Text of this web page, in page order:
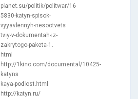
planet.su/politik/politwar/16
5830-katyn-spisok-
vyyavlennyh-nesootvets
tviy-v-dokumentah-iz-
zakrytogo-paketa-1.
html
http://1kino.com/documental/10425-
katyns
kaya-podlost.html
http://katyn.ru/